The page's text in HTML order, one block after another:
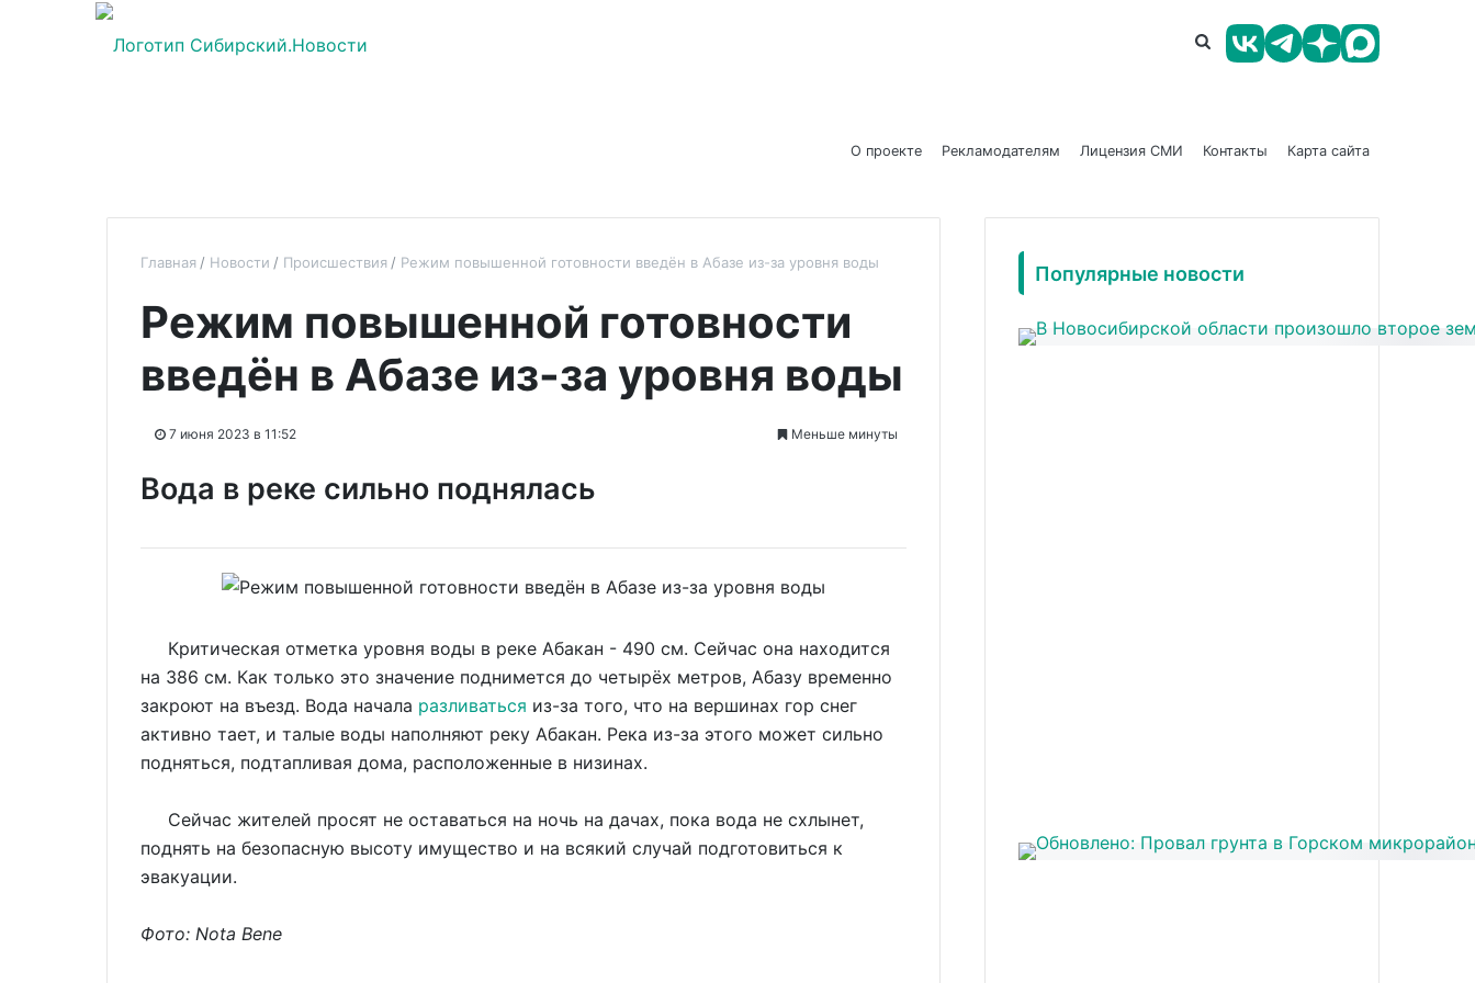
О проекте Рекламодателям Лицензия СМИ Контакты Карта сайта
Главная Новости Происшествия Режим повышенной готовности введён в Абазе из-за уровня воды
Режим повышенной готовности
введён в Абазе из-за уровня воды
7 июня 2023 в 11:52 Меньше минуты
Вода в реке сильно поднялась
Критическая отметка уровня воды в реке Абакан - 490 см. Сейчас она находится
на 386 см. Как только это значение поднимется до четырёх метров, Абазу временно
закроют на въезд. Вода начала разливаться из-за того, что на вершинах гор снег
активно тает, и талые воды наполняют реку Абакан. Река из-за этого может сильно
подняться, подтапливая дома, расположенные в низинах.
Сейчас жителей просят не оставаться на ночь на дачах, пока вода не схлынет,
поднять на безопасную высоту имущество и на всякий случай подготовиться к
эвакуации.
Фото: Nota Bene
Популярные новости